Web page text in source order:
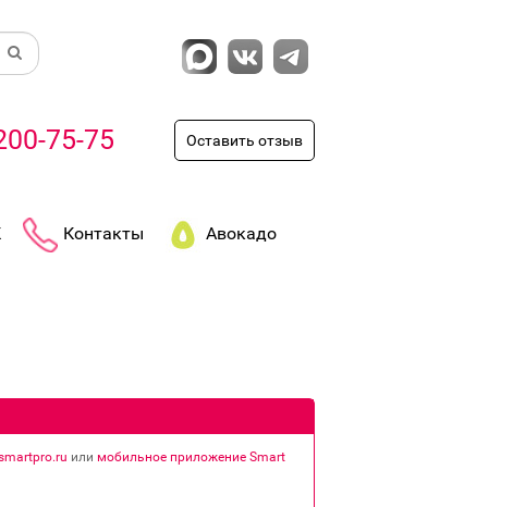
75-75 Оставить отзыв
Контакты Авокадо
или мобильное приложение Smart